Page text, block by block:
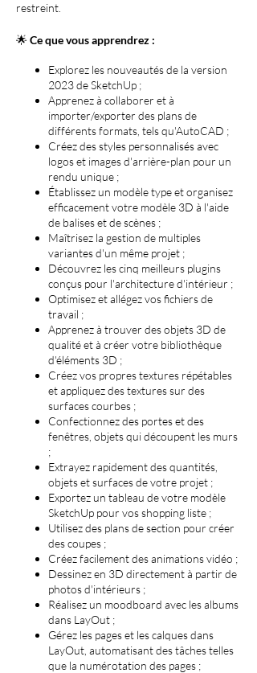
restreint.
🌟 Ce que vous apprendrez :
Explorez les nouveautés de la version
2023 de SketchUp ;
Apprenez à collaborer et à
importer/exporter des plans de
différents formats, tels qu'AutoCAD ;
Créez des styles personnalisés avec
logos et images d'arrière-plan pour un
rendu unique ;
Établissez un modèle type et organisez
efficacement votre modèle 3D à l'aide
de balises et de scènes ;
Maîtrisez la gestion de multiples
variantes d'un même projet ;
Découvrez les cinq meilleurs plugins
conçus pour l'architecture d'intérieur ;
Optimisez et allégez vos fichiers de
travail ;
Apprenez à trouver des objets 3D de
qualité et à créer votre bibliothèque
d'éléments 3D ;
Créez vos propres textures répétables
et appliquez des textures sur des
surfaces courbes ;
Confectionnez des portes et des
fenêtres, objets qui découpent les murs
;
Extrayez rapidement des quantités,
objets et surfaces de votre projet ;
Exportez un tableau de votre modèle
SketchUp pour vos shopping liste ;
Utilisez des plans de section pour créer
des coupes ;
Créez facilement des animations vidéo ;
Dessinez en 3D directement à partir de
photos d'intérieurs ;
Réalisez un moodboard avec les albums
dans LayOut ;
Gérez les pages et les calques dans
LayOut, automatisant des tâches telles
que la numérotation des pages ;